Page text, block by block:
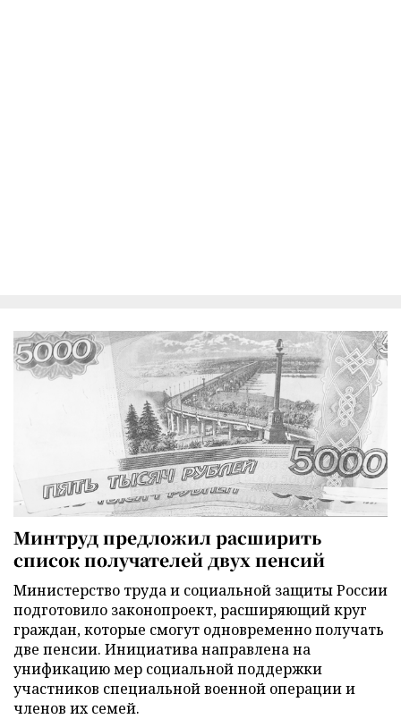
Минтруд предложил расширить
список получателей двух пенсий
Министерство труда и социальной защиты России
подготовило законопроект, расширяющий круг
граждан, которые смогут одновременно получать
две пенсии. Инициатива направлена на
унификацию мер социальной поддержки
участников специальной военной операции и
членов их семей.